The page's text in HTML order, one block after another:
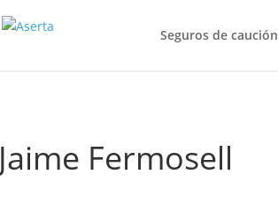
Seguros de caución
Jaime Fermosell